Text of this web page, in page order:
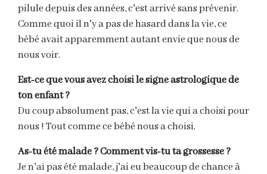
pilule depuis des années, c'est arrivé sans prévenir.
Comme quoi il n'y a pas de hasard dans la vie, ce
bébé avait apparemment autant envie que nous de
nous voir.
Est-ce que vous avez choisi le signe astrologique de
ton enfant ?
Du coup absolument pas, c'est la vie qui a choisi pour
nous ! Tout comme ce bébé nous a choisi.
As-tu été malade ? Comment vis-tu ta grossesse ?
Je n'ai pas été malade, j'ai eu beaucoup de chance à